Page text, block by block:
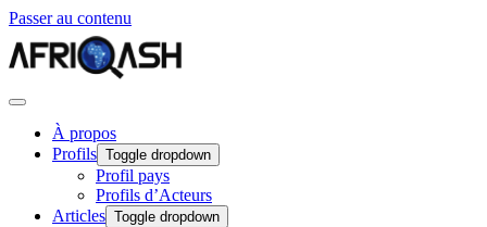
Passer au contenu
À propos
Profils Toggle dropdown
Profil pays
Profils d’Acteurs
Articles Toggle dropdown